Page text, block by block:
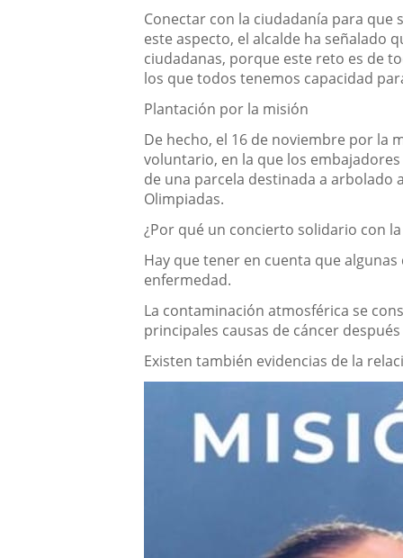
Conectar con la ciudadanía para que
este aspecto, el alcalde ha señalado
ciudadanas, porque este reto es de
los que todos tenemos capacidad
Plantación por la misión
De hecho, el 16 de noviembre por la
voluntario, en la que los
de una parcela destinada a arbolado
Olimpiadas.
¿Por qué un concierto solidario con la
Hay que tener en cuenta quealgunas
enfermedad.
La contaminación atmosférica se
principales causas de cáncer
Existen también evidencias de la